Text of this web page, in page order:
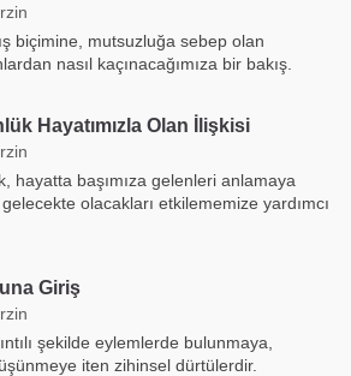
biçimine, mutsuzluğa sebep olan
nasıl kaçınacağımıza bir bakış.
Hayatımızla Olan İlişkisi
hayatta başımıza gelenleri anlamaya
olacakları etkilememize yardımcı
Giriş
şekilde eylemlerde bulunmaya,
iten zihinsel dürtülerdir.